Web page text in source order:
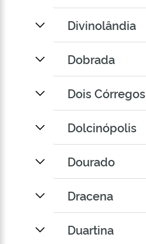
Divinolândia
Dobrada
Dois Córregos
Dolcinópolis
Dourado
Dracena
Duartina